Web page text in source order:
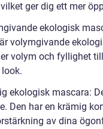
ger dig ett mer
ekologisk
volymgivande
volym och fyllighet
ekologisk mascara:
Den har en krämig
av dina